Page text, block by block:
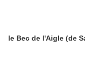
le Bec de l'Aigle (de